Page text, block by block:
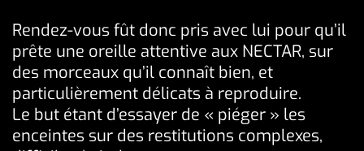
Rendez-vous fût donc pris avec lui pour qu’il
prête une oreille attentive aux NECTAR, sur
des morceaux qu’il connaît bien, et
particulièrement délicats à reproduire.
Le but étant d’essayer de « piéger » les
enceintes sur des restitutions complexes,